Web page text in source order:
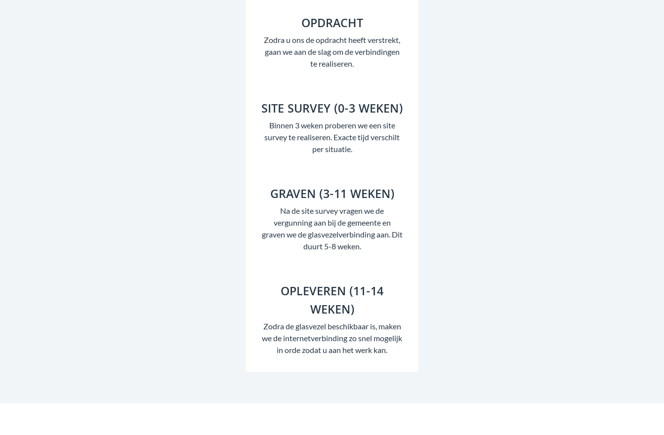
OPDRACHT
Zodra u ons de opdracht heeft verstrekt,
gaan we aan de slag om de verbindingen
te realiseren.
SITE SURVEY (0-3 WEKEN)
Binnen 3 weken proberen we een site
survey te realiseren. Exacte tijd verschilt
per situatie.
GRAVEN (3-11 WEKEN)
Na de site survey vragen we de
vergunning aan bij de gemeente en
graven we de glasvezelverbinding aan. Dit
duurt 5-8 weken.
OPLEVEREN (11-14
WEKEN)
Zodra de glasvezel beschikbaar is, maken
we de internetverbinding zo snel mogelijk
in orde zodat u aan het werk kan.